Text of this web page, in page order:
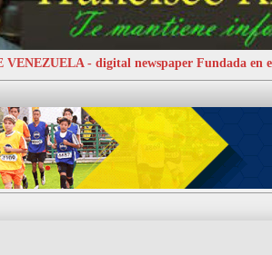
- digital newspaper Fundada en